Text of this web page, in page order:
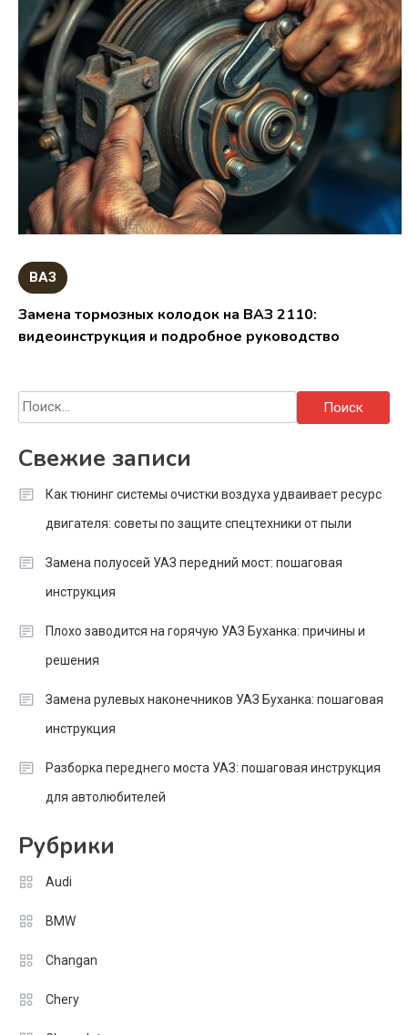
ВАЗ
Замена тормозных колодок на ВАЗ 2110:
видеоинструкция и подробное руководство
Найти:
Свежие записи
Как тюнинг системы очистки воздуха удваивает ресурс
двигателя: советы по защите спецтехники от пыли
Замена полуосей УАЗ передний мост: пошаговая
инструкция
Плохо заводится на горячую УАЗ Буханка: причины и
решения
Замена рулевых наконечников УАЗ Буханка: пошаговая
инструкция
Разборка переднего моста УАЗ: пошаговая инструкция
для автолюбителей
Рубрики
Audi
BMW
Changan
Chery